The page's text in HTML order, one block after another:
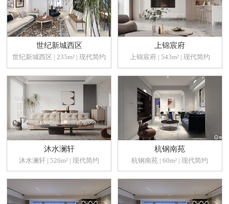
世纪新城西区
世纪新城西区 | 235m² | 现代简约
上锦宸府
上锦宸府 | 543m² | 现代简约
沐水澜轩
沐水澜轩 | 526m² | 现代简约
杭钢南苑
杭钢南苑 | 60m² | 现代简约